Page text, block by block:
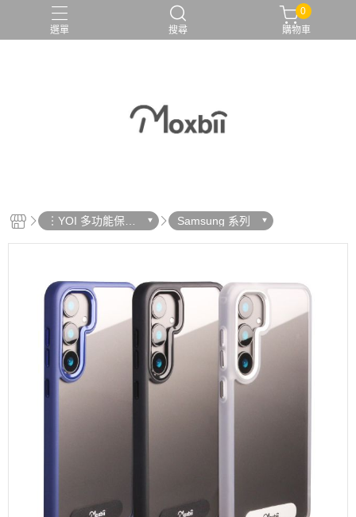
選單 搜尋
0
購物車
︙YOI 多功能保護
殼
Samsung 系列